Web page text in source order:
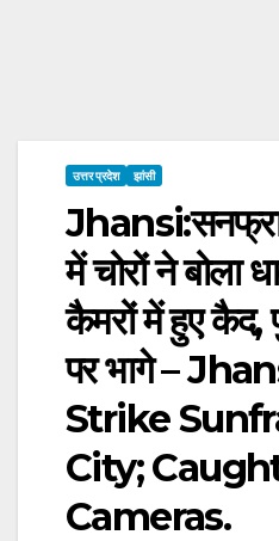
उत्तर प्रदेश झांसी
में चोरों ने बोला
कैमरों में हुए
पर भागे –
Strike
City;
Cameras.